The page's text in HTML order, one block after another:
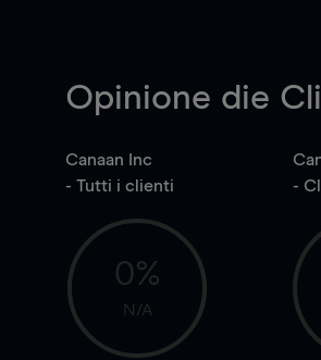
Opinione die
Canaan Inc
- Tutti i clienti
0%
N/A
-